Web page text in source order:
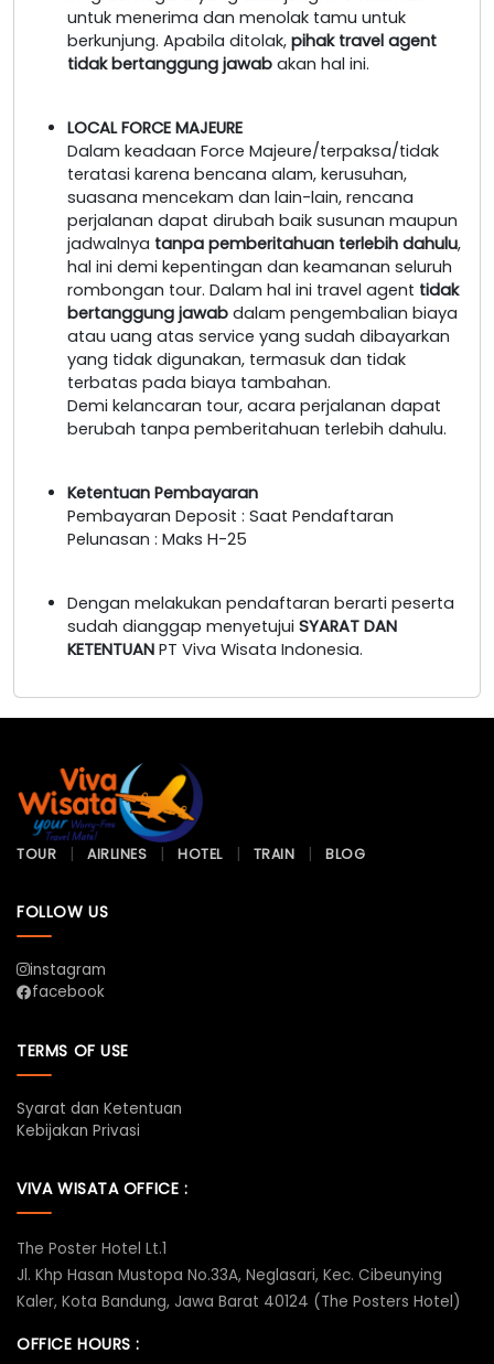
untuk menerima dan menolak tamu untuk
berkunjung. Apabila ditolak, pihak travel agent
tidak bertanggung jawab akan hal ini.
LOCAL FORCE MAJEURE
Dalam keadaan Force Majeure/terpaksa/tidak
teratasi karena bencana alam, kerusuhan,
suasana mencekam dan lain-lain, rencana
perjalanan dapat dirubah baik susunan maupun
jadwalnya tanpa pemberitahuan terlebih dahulu,
hal ini demi kepentingan dan keamanan seluruh
rombongan tour. Dalam hal ini travel agent tidak
bertanggung jawab dalam pengembalian biaya
atau uang atas service yang sudah dibayarkan
yang tidak digunakan, termasuk dan tidak
terbatas pada biaya tambahan.
Demi kelancaran tour, acara perjalanan dapat
berubah tanpa pemberitahuan terlebih dahulu.
Ketentuan Pembayaran
Pembayaran Deposit : Saat Pendaftaran
Pelunasan : Maks H-25
Dengan melakukan pendaftaran berarti peserta
sudah dianggap menyetujui SYARAT DAN
KETENTUAN PT Viva Wisata Indonesia.
TOUR AIRLINES HOTEL TRAIN BLOG
FOLLOW US
instagram
facebook
TERMS OF USE
Syarat dan Ketentuan
Kebijakan Privasi
VIVA WISATA OFFICE :
The Poster Hotel Lt.1
Jl. Khp Hasan Mustopa No.33A, Neglasari, Kec. Cibeunying
Kaler, Kota Bandung, Jawa Barat 40124 (The Posters Hotel)
OFFICE HOURS :